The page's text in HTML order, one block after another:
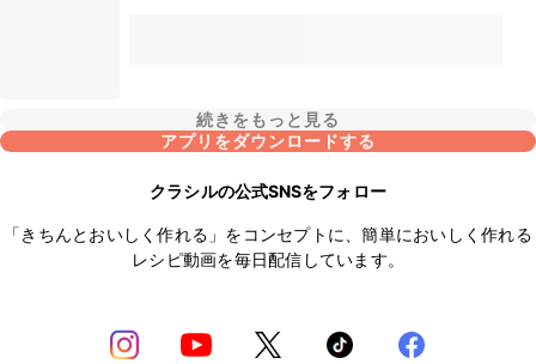
続きをもっと見る
アプリをダウンロードする
クラシルの公式SNSをフォロー
「きちんとおいしく作れる」をコンセプトに、簡単においしく作れる
レシピ動画を毎日配信しています。